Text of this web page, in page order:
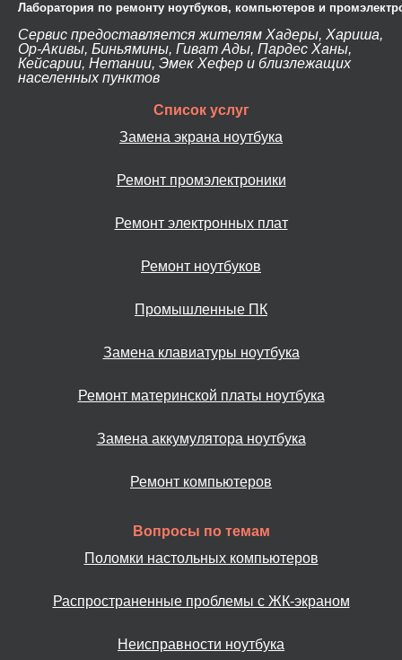
Лаборатория по ремонту ноутбуков, компьютеров и
Сервис предоставляется жителям Хадеры, Хариша,
Ор-Акивы, Биньямины, Гиват Ады, Пардес Ханы,
Кейсарии, Нетании, Эмек Хефер и близлежащих
населенных пунктов
Список услуг
Замена экрана ноутбука
Ремонт промэлектроники
Ремонт электронных плат
Ремонт ноутбуков
Промышленные ПК
Замена клавиатуры ноутбука
Ремонт материнской платы ноутбука
Замена аккумулятора ноутбука
Ремонт компьютеров
Вопросы по темам
Поломки настольных компьютеров
Распространенные проблемы с ЖК-экраном
Неисправности ноутбука